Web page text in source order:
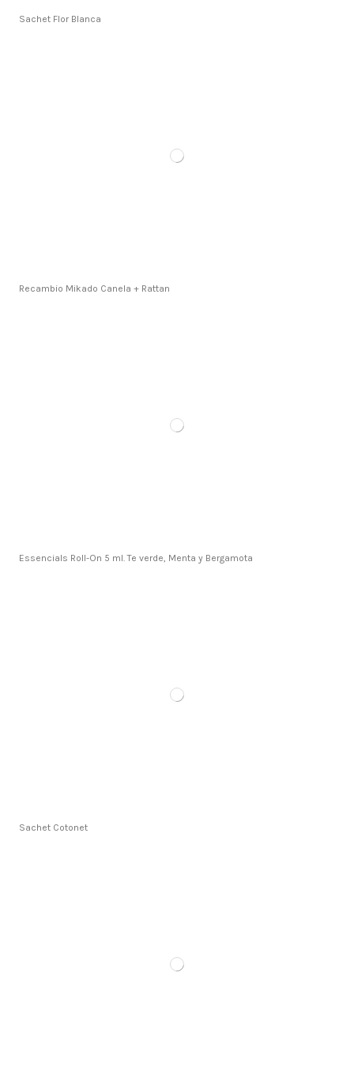
Sachet Flor Blanca
Recambio Mikado Canela + Rattan
Essencials Roll-On 5 ml. Te verde, Menta y Bergamota
Sachet Cotonet